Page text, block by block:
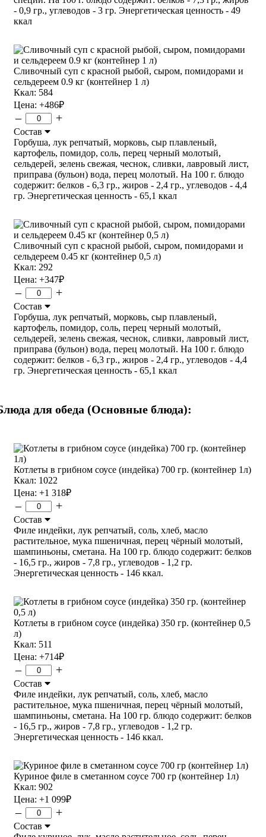
- 0,9 гр., углеводов - 3 гр. Энергетическая ценность - 49
ккал
Сливочный суп с красной рыбой, сыром, помидорами и
сельдереем 0.9 кг (контейнер 1 л)
Ккал: 584
Цена: +486₽
– +
Состав
Горбуша, лук репчатый, морковь, сыр плавленый,
картофель, помидор, соль, перец черный молотый,
сельдерей, зелень свежая, чеснок, сливки, лавровый лист,
приправа (бульон) вода, перец молотый. На 100 г. блюдо
содержит: белков - 6,3 гр., жиров - 2,4 гр., углеводов - 4,4
гр. Энергетическая ценность - 65,1 ккал
Сливочный суп с красной рыбой, сыром, помидорами и
сельдереем 0.45 кг (контейнер 0,5 л)
Ккал: 292
Цена: +347₽
– +
Состав
Горбуша, лук репчатый, морковь, сыр плавленый,
картофель, помидор, соль, перец черный молотый,
сельдерей, зелень свежая, чеснок, сливки, лавровый лист,
приправа (бульон) вода, перец молотый. На 100 г. блюдо
содержит: белков - 6,3 гр., жиров - 2,4 гр., углеводов - 4,4
гр. Энергетическая ценность - 65,1 ккал
для обеда (Основные блюда):
Котлеты в грибном соусе (индейка) 700 гр. (контейнер 1л)
Ккал: 1022
Цена: +1 318₽
– +
Состав
Филе индейки, лук репчатый, соль, хлеб, масло
растительное, мука пшеничная, перец чёрный молотый,
шампиньоны, сметана. На 100 гр. блюдо содержит: белков
- 16,5 гр., жиров - 7,8 гр., углеводов - 1,2 гр.
Энергетическая ценность - 146 ккал.
Котлеты в грибном соусе (индейка) 350 гр. (контейнер 0,5
л)
Ккал: 511
Цена: +714₽
– +
Состав
Филе индейки, лук репчатый, соль, хлеб, масло
растительное, мука пшеничная, перец чёрный молотый,
шампиньоны, сметана. На 100 гр. блюдо содержит: белков
- 16,5 гр., жиров - 7,8 гр., углеводов - 1,2 гр.
Энергетическая ценность - 146 ккал.
Куриное филе в сметанном соусе 700 гр (контейнер 1л)
Ккал: 902
Цена: +1 099₽
– +
Состав